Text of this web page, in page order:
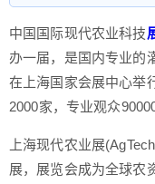
中国国际现代农业科技
办一届，是国内专业的
在上海国家会展中心举
2000家，专业观众90000
上海现代农业展
展，展览会成为全球农